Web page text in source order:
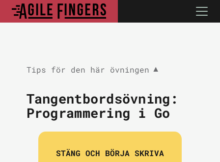
Tips för den här övningen ▼
Tangentbordsövning:
Programmering i Go
STÄNG OCH BÖRJA SKRIVA